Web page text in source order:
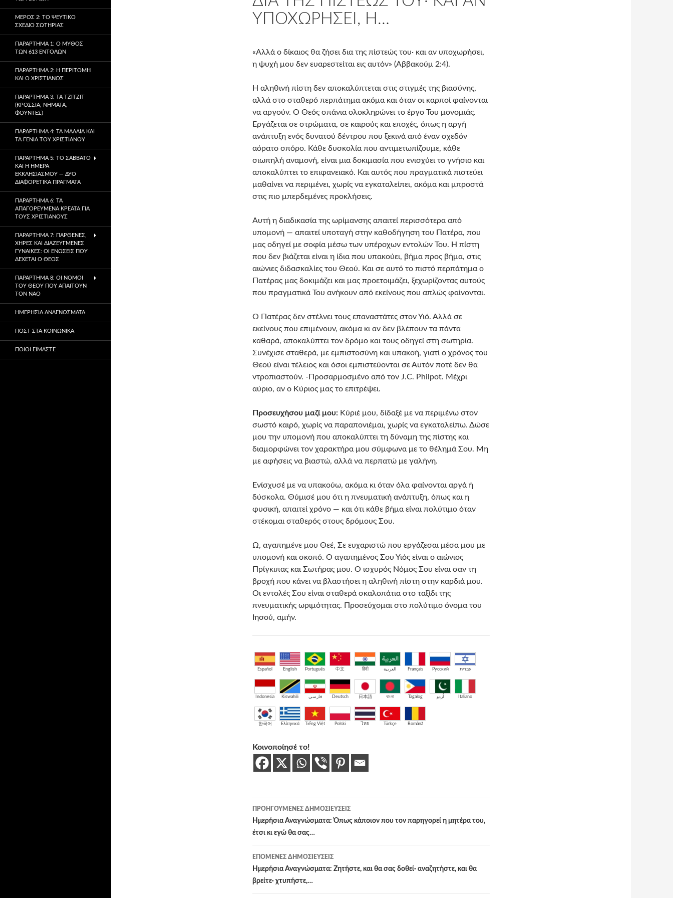
ΥΠΟΧΩΡΉΣΕΙ, Η…
«Αλλά ο δίκαιος θα ζήσει δια της πίστεώς του· και αν υποχωρήσει,
η ψυχή μου δεν ευαρεστείται εις αυτόν» (Αββακούμ 2:4).
Η αληθινή πίστη δεν αποκαλύπτεται στις στιγμές της βιασύνης,
αλλά στο σταθερό περπάτημα ακόμα και όταν οι καρποί φαίνονται
να αργούν. Ο Θεός σπάνια ολοκληρώνει το έργο Του μονομιάς.
Εργάζεται σε στρώματα, σε καιρούς και εποχές, όπως η αργή
ανάπτυξη ενός δυνατού δέντρου που ξεκινά από έναν σχεδόν
αόρατο σπόρο. Κάθε δυσκολία που αντιμετωπίζουμε, κάθε
σιωπηλή αναμονή, είναι μια δοκιμασία που ενισχύει το γνήσιο και
αποκαλύπτει το επιφανειακό. Και αυτός που πραγματικά πιστεύει
μαθαίνει να περιμένει, χωρίς να εγκαταλείπει, ακόμα και μπροστά
στις πιο μπερδεμένες προκλήσεις.
Αυτή η διαδικασία της ωρίμανσης απαιτεί περισσότερα από
υπομονή — απαιτεί υποταγή στην καθοδήγηση του Πατέρα, που
μας οδηγεί με σοφία μέσω των υπέροχων εντολών Του. Η πίστη
που δεν βιάζεται είναι η ίδια που υπακούει, βήμα προς βήμα, στις
αιώνιες διδασκαλίες του Θεού. Και σε αυτό το πιστό περπάτημα ο
Πατέρας μας δοκιμάζει και μας προετοιμάζει, ξεχωρίζοντας αυτούς
που πραγματικά Του ανήκουν από εκείνους που απλώς φαίνονται.
Ο Πατέρας δεν στέλνει τους επαναστάτες στον Υιό. Αλλά σε
εκείνους που επιμένουν, ακόμα κι αν δεν βλέπουν τα πάντα
καθαρά, αποκαλύπτει τον δρόμο και τους οδηγεί στη σωτηρία.
Συνέχισε σταθερά, με εμπιστοσύνη και υπακοή, γιατί ο χρόνος του
Θεού είναι τέλειος και όσοι εμπιστεύονται σε Αυτόν ποτέ δεν θα
ντροπιαστούν. -Προσαρμοσμένο από τον J.C. Philpot. Μέχρι
αύριο, αν ο Κύριος μας το επιτρέψει.
Προσευχήσου μαζί μου: Κύριέ μου, δίδαξέ με να περιμένω στον
σωστό καιρό, χωρίς να παραπονιέμαι, χωρίς να εγκαταλείπω. Δώσε
μου την υπομονή που αποκαλύπτει τη δύναμη της πίστης και
διαμορφώνει τον χαρακτήρα μου σύμφωνα με το θέλημά Σου. Μη
με αφήσεις να βιαστώ, αλλά να περπατώ με γαλήνη.
Ενίσχυσέ με να υπακούω, ακόμα κι όταν όλα φαίνονται αργά ή
δύσκολα. Θύμισέ μου ότι η πνευματική ανάπτυξη, όπως και η
φυσική, απαιτεί χρόνο — και ότι κάθε βήμα είναι πολύτιμο όταν
στέκομαι σταθερός στους δρόμους Σου.
Ω, αγαπημένε μου Θεέ, Σε ευχαριστώ που εργάζεσαι μέσα μου με
υπομονή και σκοπό. Ο αγαπημένος Σου Υιός είναι ο αιώνιος
Πρίγκιπας και Σωτήρας μου. Ο ισχυρός Νόμος Σου είναι σαν τη
βροχή που κάνει να βλαστήσει η αληθινή πίστη στην καρδιά μου.
Οι εντολές Σου είναι σταθερά σκαλοπάτια στο ταξίδι της
πνευματικής ωριμότητας. Προσεύχομαι στο πολύτιμο όνομα του
Ιησού, αμήν.
Español English Português 中文 हिंदी العربية Français Русский עברית
Indonesia Kiswahili فارسی Deutsch 日本語 বাংলা Tagalog اُردو Italiano
한국어 Ελληνικά Tiếng Việt Polski ไทย Türkçe Română
Κοινοποίησέ το!
Πλοήγηση
άρθρων
ΠΡΟΗΓΟΎΜΕΝΕΣ ΔΗΜΟΣΙΕΎΣΕΙΣ
Ημερήσια Αναγνώσματα: Όπως κάποιον που τον παρηγορεί η μητέρα του,
έτσι κι εγώ θα σας…
ΕΠΌΜΕΝΕΣ ΔΗΜΟΣΙΕΎΣΕΙΣ
Ημερήσια Αναγνώσματα: Ζητήστε, και θα σας δοθεί· αναζητήστε, και θα
βρείτε· χτυπήστε,…
ΜΈΡΟΣ 2: ΤΟ ΨΕΎΤΙΚΟ
ΣΧΈΔΙΟ ΣΩΤΗΡΊΑΣ
ΠΑΡΆΡΤΗΜΑ 1: Ο ΜΎΘΟΣ
ΤΩΝ 613 ΕΝΤΟΛΏΝ
ΠΑΡΆΡΤΗΜΑ 2: Η ΠΕΡΙΤΟΜΉ
ΚΑΙ Ο ΧΡΙΣΤΙΑΝΌΣ
ΠΑΡΆΡΤΗΜΑ 3: ΤΑ TZITZIT
(ΚΡΌΣΣΙΑ, ΝΉΜΑΤΑ,
ΦΟΎΝΤΕΣ)
ΠΑΡΆΡΤΗΜΑ 4: ΤΑ ΜΑΛΛΙΆ ΚΑΙ
ΤΑ ΓΈΝΙΑ ΤΟΥ ΧΡΙΣΤΙΑΝΟΎ
ΠΑΡΆΡΤΗΜΑ 5: ΤΟ ΣΆΒΒΑΤΟ
ΚΑΙ Η ΗΜΈΡΑ
ΕΚΚΛΗΣΙΑΣΜΟΎ — ΔΎΟ
ΔΙΑΦΟΡΕΤΙΚΆ ΠΡΆΓΜΑΤΑ
ΠΑΡΆΡΤΗΜΑ 6: ΤΑ
ΑΠΑΓΟΡΕΥΜΈΝΑ ΚΡΈΑΤΑ ΓΙΑ
ΤΟΥΣ ΧΡΙΣΤΙΑΝΟΎΣ
ΠΑΡΆΡΤΗΜΑ 7: ΠΑΡΘΈΝΕΣ,
ΧΉΡΕΣ ΚΑΙ ΔΙΑΖΕΥΓΜΈΝΕΣ
ΓΥΝΑΊΚΕΣ: ΟΙ ΕΝΏΣΕΙΣ ΠΟΥ
ΔΈΧΕΤΑΙ Ο ΘΕΌΣ
ΠΑΡΆΡΤΗΜΑ 8: ΟΙ ΝΌΜΟΙ
ΤΟΥ ΘΕΟΎ ΠΟΥ ΑΠΑΙΤΟΎΝ
ΤΟΝ ΝΑΌ
ΗΜΕΡΉΣΙΑ ΑΝΑΓΝΏΣΜΑΤΑ
ΠΟΣΤ ΣΤΑ ΚΟΙΝΩΝΙΚΆ
ΠΟΙΟΙ ΕΊΜΑΣΤΕ